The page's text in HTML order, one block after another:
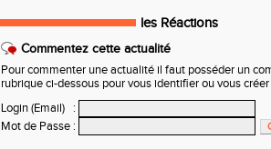
les Réactions
Commentez cette actualité
Pour commenter une actualité il faut posséder un
rubrique ci-dessous pour vous identifier ou vous
Login (Email)
:
Mot de Passe :